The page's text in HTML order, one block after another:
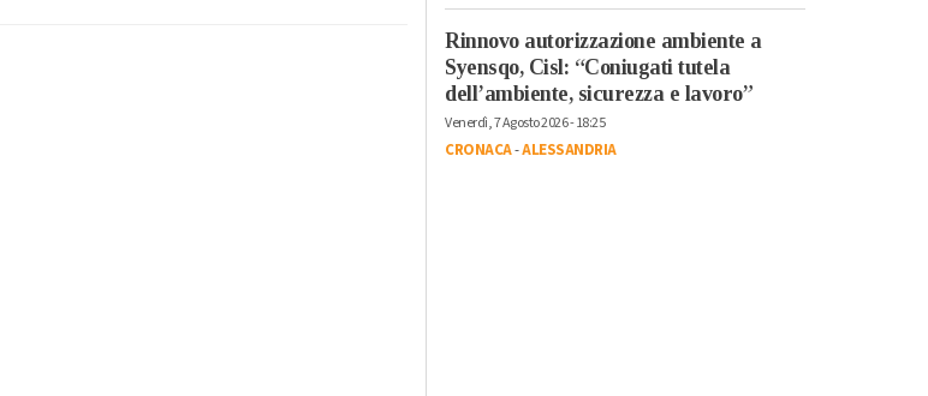
Rinnovo autorizzazione ambiente a
Syensqo, Cisl: “Coniugati tutela
dell’ambiente, sicurezza e lavoro”
Venerdì, 7 Agosto 2026 - 18:25
CRONACA-ALESSANDRIA